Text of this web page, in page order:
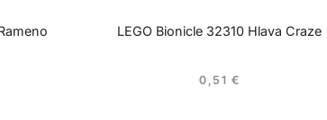
LEGO Bionicle 32310 Hlava Craze
0,51 €